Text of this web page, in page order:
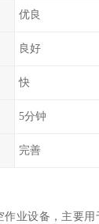
优良
良好
快
5分钟
完善
业设备，主要